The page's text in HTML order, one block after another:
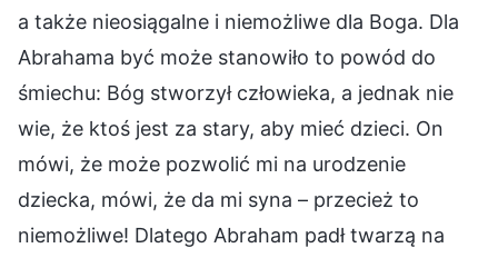
a także nieosiągalne i niemożliwe dla Boga. Dla
Abrahama być może stanowiło to powód do
śmiechu: Bóg stworzył człowieka, a jednak nie
wie, że ktoś jest za stary, aby mieć dzieci. On
mówi, że może pozwolić mi na urodzenie
dziecka, mówi, że da mi syna – przecież to
niemożliwe! Dlatego Abraham padł twarzą na